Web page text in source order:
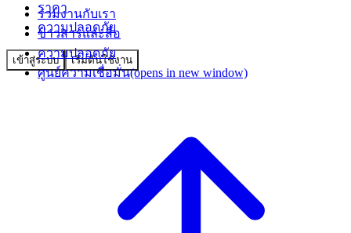
ราคา
ความปลอดภัย
เข้าสู่ระบบ เริ่มต้นใช้งาน
ร่วมงานกับเรา
ข่าวสารและสื่อ
ความปลอดภัย
ศูนย์ความเชื่อมั่น(opens in new window)